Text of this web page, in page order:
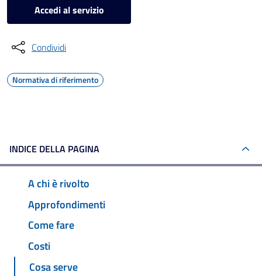
Accedi al servizio
Condividi
Normativa di riferimento
INDICE DELLA PAGINA
A chi è rivolto
Approfondimenti
Come fare
Costi
Cosa serve